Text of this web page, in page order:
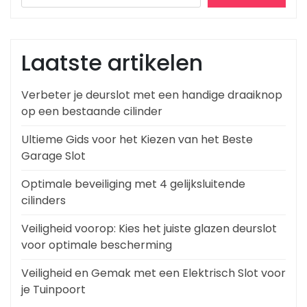
Laatste artikelen
Verbeter je deurslot met een handige draaiknop
op een bestaande cilinder
Ultieme Gids voor het Kiezen van het Beste
Garage Slot
Optimale beveiliging met 4 gelijksluitende
cilinders
Veiligheid voorop: Kies het juiste glazen deurslot
voor optimale bescherming
Veiligheid en Gemak met een Elektrisch Slot voor
je Tuinpoort